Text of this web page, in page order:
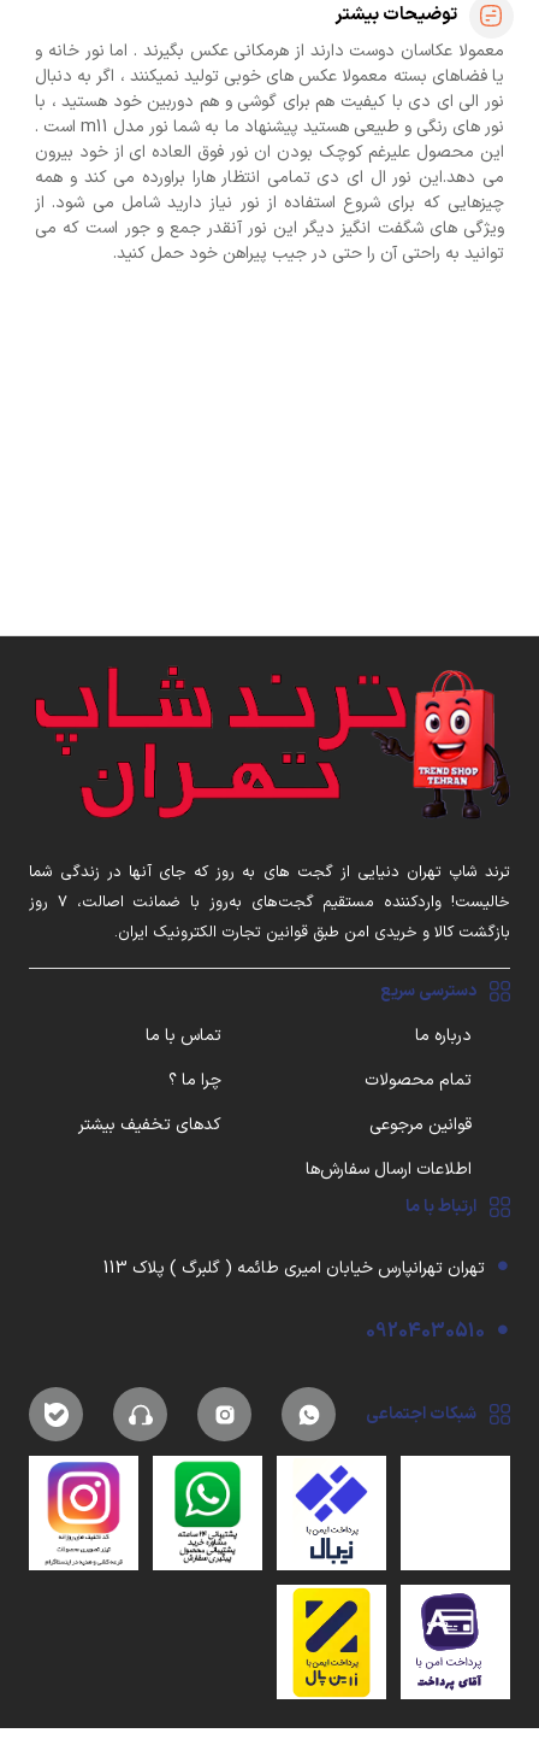
توضیحات بیشتر
معمولا عکاسان دوست دارند از هرمکانی عکس بگیرند . اما نور خانه و
یا فضاهای بسته معمولا عکس های خوبی تولید نمیکنند ، اگر به دنبال
نور الی ای دی با کیفیت هم برای گوشی و هم دوربین خود هستید ، با
نور های رنگی و طبیعی هستید پیشنهاد ما به شما نور مدل m11 است .
این محصول علیرغم کوچک بودن ان نور فوق العاده ای از خود بیرون
می دهد.این نور ال ای دی تمامی انتظار هارا براورده می کند و همه
چیزهایی که برای شروع استفاده از نور نیاز دارید شامل می شود. از
ویژگی های شگفت انگیز دیگر این نور آنقدر جمع و جور است که می
توانید به راحتی آن را حتی در جیب پیراهن خود حمل کنید.
ترند شاپ تهران دنیایی از گجت های به روز که جای آنها در زندگی شما
خالیست! واردکننده مستقیم گجت‌های به‌روز با ضمانت اصالت، ۷ روز
بازگشت کالا و خریدی امن طبق قوانین تجارت الکترونیک ایران.
دسترسی سریع
درباره ما
تماس با ما
تمام محصولات
چرا ما ؟
قوانین مرجوعی
کدهای تخفیف بیشتر
اطلاعات ارسال سفارش‌ها
ارتباط با ما
تهران تهرانپارس خیابان امیری طائمه ( گلبرگ ) پلاک 113
09204030510
شبکات اجتماعی